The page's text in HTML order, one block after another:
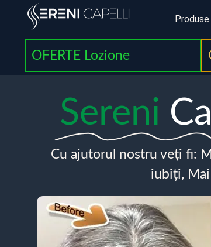
Produse
OFERTE Lozione
Sereni
Cu ajutorul nostru veți fi:
iubiți,